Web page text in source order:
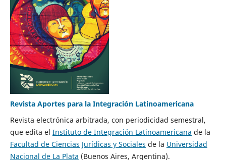
Revista Aportes para la Integración Latinoamericana
Revista electrónica arbitrada, con periodicidad semestral,
que edita el Instituto de Integración Latinoamericana de la
Facultad de Ciencias Jurídicas y Sociales de la Universidad
Nacional de La Plata (Buenos Aires, Argentina).